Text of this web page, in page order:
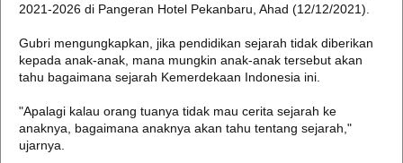
2021-2026 di Pangeran Hotel Pekanbaru, Ahad (12/12/2021).
Gubri mengungkapkan, jika pendidikan sejarah tidak diberikan
kepada anak-anak, mana mungkin anak-anak tersebut akan
tahu bagaimana sejarah Kemerdekaan Indonesia ini.
"Apalagi kalau orang tuanya tidak mau cerita sejarah ke
anaknya, bagaimana anaknya akan tahu tentang sejarah,"
ujarnya.